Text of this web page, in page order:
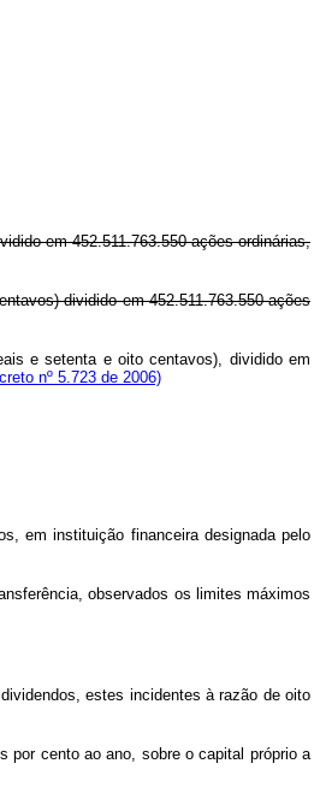
em 452.511.763.550 ações ordinárias,
dividido em 452.511.763.550 ações
e setenta e oito centavos), dividido em
nº 5.723 de 2006)
em instituição financeira designada pelo
observados os limites máximos
estes incidentes à razão de oito
cento ao ano, sobre o capital próprio a